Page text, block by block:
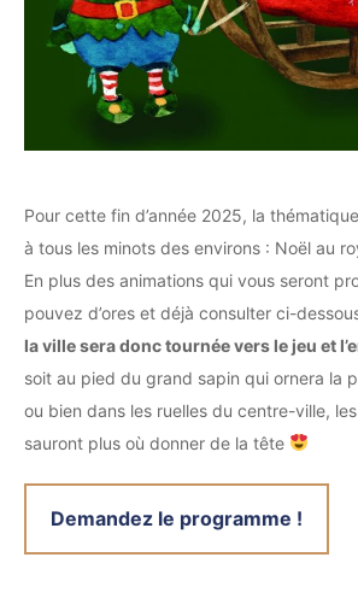
Pour cette fin d’année 2025, la
à tous les minots des environs : Noël au
En plus des animations qui vous seront
pouvez d’ores et déjà consulter ci-
la ville sera donc tournée vers le jeu et
soit au pied du grand sapin qui ornera la
ou bien dans les ruelles du centre-ville,
sauront plus où donner de la tête
Demandez le programme !